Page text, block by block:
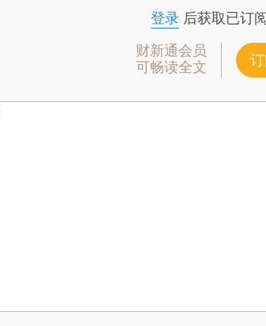
登录后获取已订
财新通会员
可畅读全文